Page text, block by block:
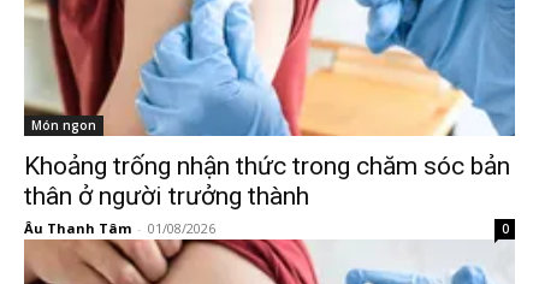
Món ngon
Khoảng trống nhận thức trong chăm sóc bản
thân ở người trưởng thành
Âu Thanh Tâm - 01/08/2026 0